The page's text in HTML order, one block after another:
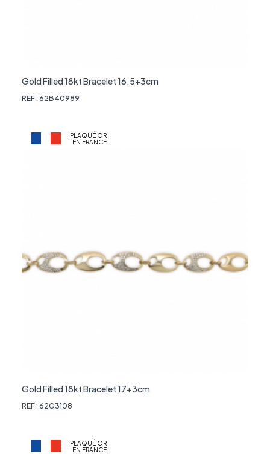
Gold Filled 18kt Bracelet 16.5+3cm
REF : 62B40989
PLAQUÉ OR
EN FRANCE
Gold Filled 18kt Bracelet 17+3cm
REF : 62G3108
PLAQUÉ OR
EN FRANCE